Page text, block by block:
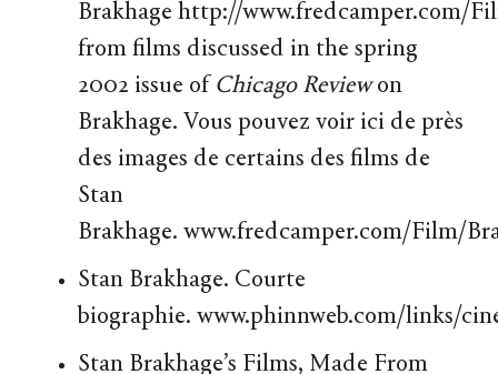
Brakhage http://www.fredcamper.com/
from films discussed in the spring
2002 issue of Chicago Reviewon
Brakhage. Vous pouvez voir ici de près
des images de certains des films de
Stan
Brakhage. www.fredcamper.com/Film/
Stan Brakhage. Courte
biographie. www.phinnweb.com/links/
Stan Brakhage’s Films, Made From